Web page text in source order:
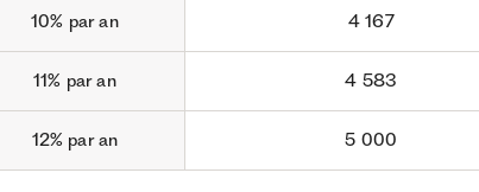
10% par an 4 167
11% par an 4 583
12% par an 5 000